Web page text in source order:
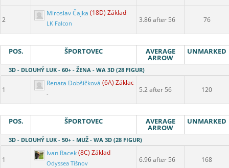
2
Miroslav Čajka (18D) Základ
LK Falcon 3.86 after 56 76
POS. ŠPORTOVEC AVERAGE
ARROW
UNMARKED
3D - DLOUHÝ LUK - 60+ - ŽENA - WA 3D (28 FIGUR)
1
Renata Dobšíčková (6A) Základ
- 5.2 after 56 120
POS. ŠPORTOVEC AVERAGE
ARROW
UNMARKED
3D - DLOUHÝ LUK - 50+ - MUŽ - WA 3D (28 FIGUR)
1
Ivan Racek(8C) Základ
Odyssea Tišnov 6.96 after 56 168